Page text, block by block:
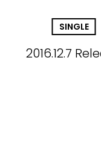
SINGLE
2016.12.7